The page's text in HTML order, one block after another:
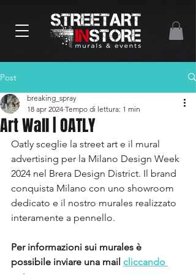
Post
Art Wall | OATLY
breaking_spray
18 apr 2024 Tempo di lettura: 1 min
Oatly sceglie la street art e il mural
advertising per la Milano Design Week
2024 nel Brera Design District. Il brand
conquista Milano con uno showroom
dedicato e il nostro murales realizzato
interamente a pennello.
Per informazioni sui murales è
possibile inviare una mail cliccando